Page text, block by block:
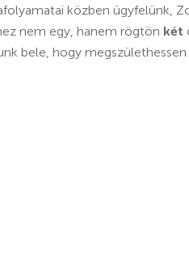
közben ügyfelünk,
nem egy, hanem rögtön két
bele, hogy megszülethessen